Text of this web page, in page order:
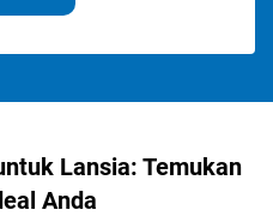
Lansia: Temukan
Anda